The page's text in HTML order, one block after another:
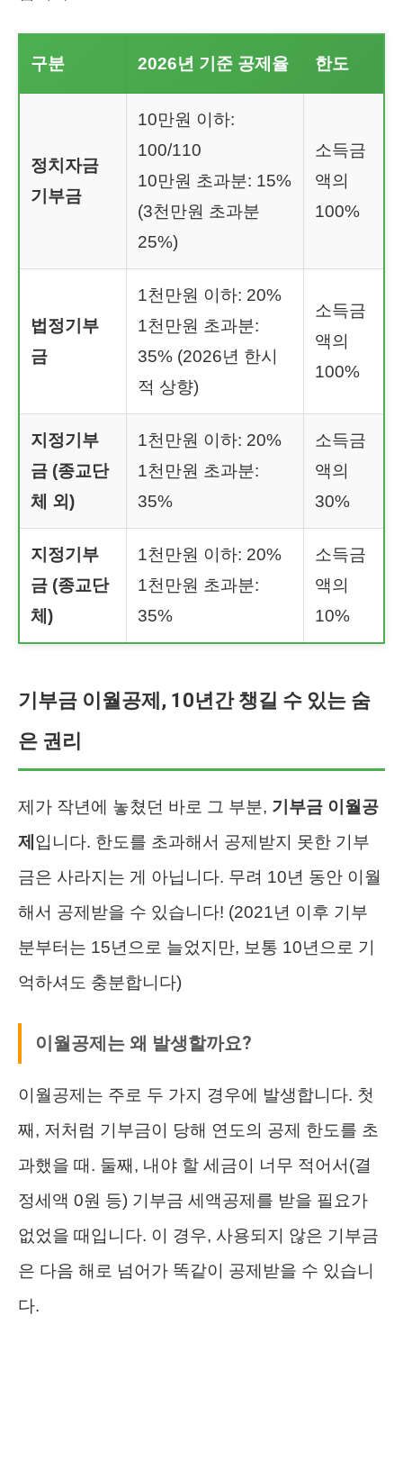
구분 2026년 기준 공제율 한도
정치자금
기부금
10만원 이하:
100/110
10만원 초과분: 15%
(3천만원 초과분
25%)
소득금
액의
100%
법정기부
금
1천만원 이하: 20%
1천만원 초과분:
35% (2026년 한시
적 상향)
소득금
액의
100%
지정기부
금 (종교단
체 외)
1천만원 이하: 20%
1천만원 초과분:
35%
소득금
액의
30%
지정기부
금 (종교단
체)
1천만원 이하: 20%
1천만원 초과분:
35%
소득금
액의
10%
기부금 이월공제, 10년간 챙길 수 있는 숨
은 권리
제가 작년에 놓쳤던 바로 그 부분, 기부금 이월공
제 입니다. 한도를 초과해서 공제받지 못한 기부
금은 사라지는 게 아닙니다. 무려 10년 동안 이월
해서 공제받을 수 있습니다! (2021년 이후 기부
분부터는 15년으로 늘었지만, 보통 10년으로 기
억하셔도 충분합니다)
이월공제는 왜 발생할까요?
이월공제는 주로 두 가지 경우에 발생합니다. 첫
째, 저처럼 기부금이 당해 연도의 공제 한도를 초
과했을 때. 둘째, 내야 할 세금이 너무 적어서(결
정세액 0원 등) 기부금 세액공제를 받을 필요가
없었을 때입니다. 이 경우, 사용되지 않은 기부금
은 다음 해로 넘어가 똑같이 공제받을 수 있습니
다.